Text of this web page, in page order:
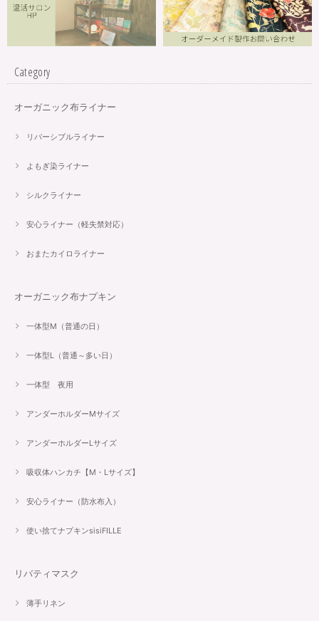
Category
オーガニック布ライナー
リバーシブルライナー
よもぎ染ライナー
シルクライナー
安心ライナー（軽失禁対応）
おまたカイロライナー
オーガニック布ナプキン
一体型M（普通の日）
一体型L（普通～多い日）
一体型 夜用
アンダーホルダーMサイズ
アンダーホルダーLサイズ
吸収体ハンカチ【M・Lサイズ】
安心ライナー（防水布入）
使い捨てナプキンsisiFILLE
リバティマスク
薄手リネン